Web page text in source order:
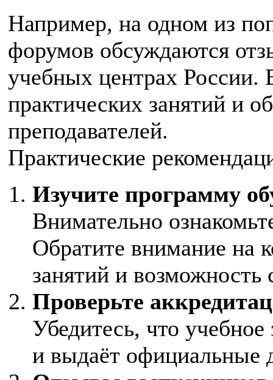
Например, на одном из
форумов обсуждаются
учебных центрах
практических занятий и
преподавателей.
Практические
Изучите программу
Внимательно
Обратите внимание на
занятий и возможность
Проверьте
Убедитесь, что
и выдаёт официальные